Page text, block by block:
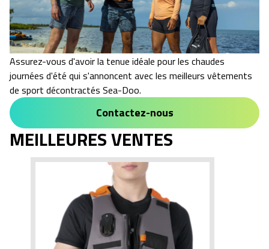
Assurez-vous d'avoir la tenue idéale pour les chaudes
journées d'été qui s'annoncent avec les meilleurs vêtements
de sport décontractés Sea-Doo.
Contactez-nous
MEILLEURES VENTES